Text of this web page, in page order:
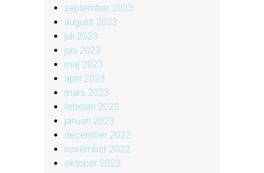
september 2023
augusti 2023
juli 2023
juni 2023
maj 2023
april 2023
mars 2023
februari 2023
januari 2023
december 2022
november 2022
oktober 2022